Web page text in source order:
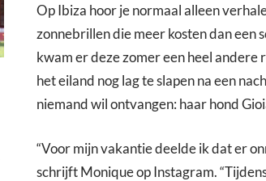
Op Ibiza hoor je normaal alleen
zonnebrillen die meer kosten dan
kwam er deze zomer een heel
het eiland nog lag te slapen na een
niemand wil ontvangen: haar hond
“Voor mijn vakantie deelde ik dat er
schrijft Monique op Instagram.